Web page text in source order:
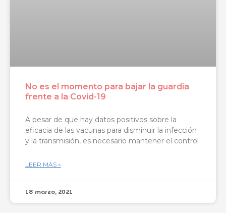
No es el momento para bajar la guardia
frente a la Covid-19
A pesar de que hay datos positivos sobre la
eficacia de las vacunas para disminuir la infección
y la transmisión, es necesario mantener el control
LEER MÁS »
18 marzo, 2021